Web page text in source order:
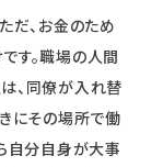
だ、お金のため
す。職場の人間
、同僚が入れ替
にその場所で働
自分自身が大事